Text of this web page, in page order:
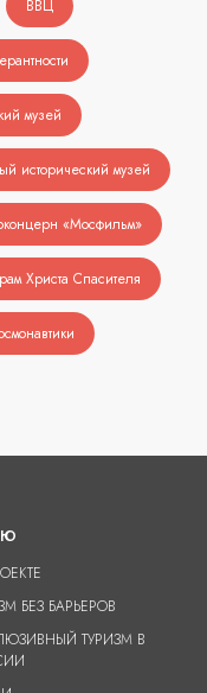
ВВЦ
музей
исторический музей
«Мосфильм»
Христа Спасителя
БЕЗ БАРЬЕРОВ
ТУРИЗМ В